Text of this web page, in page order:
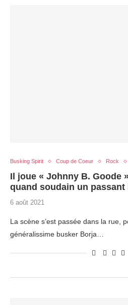
Busking Spirit Coup de Coeur Rock
Il joue « Johnny B. Goode
quand soudain un passant
6 août 2021
La scène s’est passée dans la rue,
généralissime busker Borja…